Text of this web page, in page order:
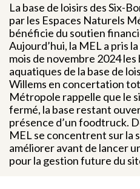
La base de loisirs des Six-
par les Espaces Naturels
bénéficie du soutien
Aujourd’hui, la MEL a pris
mois de novembre 2024
aquatiques de la base de
Willems en concertation
Métropole rappelle que le
fermé, la base restant
présence d’un foodtruck.
MEL se concentrent sur la
améliorer avant de lancer
pour la gestion future du